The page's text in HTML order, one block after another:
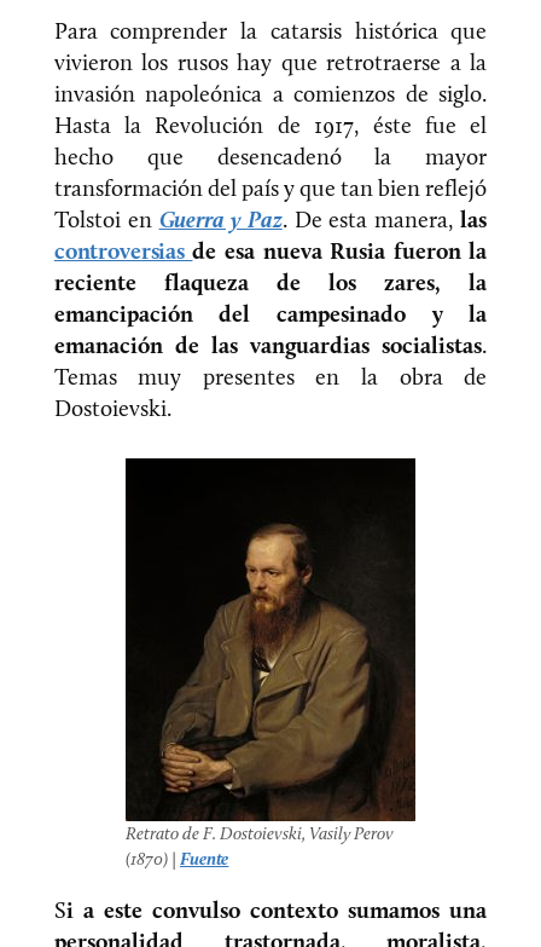
Para comprender la catarsis histórica que
vivieron los rusos hay que retrotraerse a la
invasión napoleónica a comienzos de siglo.
Hasta la Revolución de 1917, éste fue el
hecho que desencadenó la mayor
transformación del país y que tan bien reflejó
Tolstoi en Guerra y Paz. De esta manera,las
controversiasde esa nueva Rusia fueron la
reciente flaqueza de los zares, la
emancipación del campesinado y la
emanación de las vanguardias socialistas.
Temas muy presentes en la obra de
Dostoievski.
Retrato de F. Dostoievski, Vasily Perov
(1870) | Fuente
Si a este convulso contexto sumamos una